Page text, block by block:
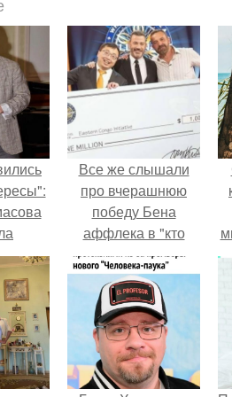
Все же слышали
про вчерашнюю
победу Бена
аффлека в "кто
хочет стать
миллионером?